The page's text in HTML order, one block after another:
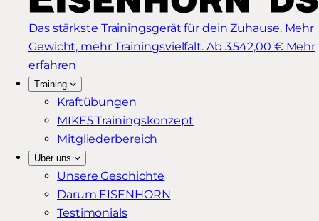
Das stärkste Trainingsgerät für dein Zuhause. Mehr
Gewicht, mehr Trainingsvielfalt. Ab 3.542,00 € Mehr
erfahren
Training
Kraftübungen
MIKE5 Trainingskonzept
Mitgliederbereich
Über uns
Unsere Geschichte
Darum EISENHORN
Testimonials